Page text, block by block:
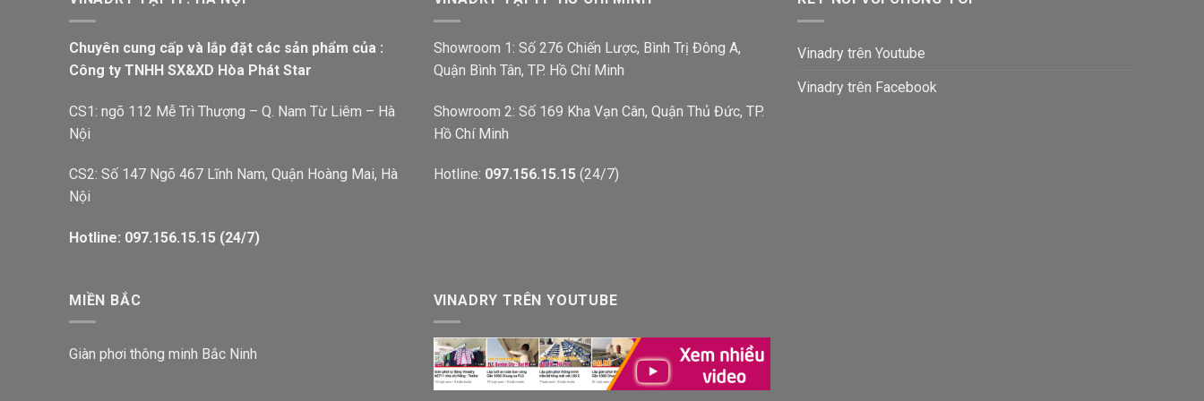
Chuyên cung cấp và lắp đặt các sản phẩm của :
Công ty TNHH SX&XD Hòa Phát Star
CS1: ngõ 112 Mễ Trì Thượng – Q. Nam Từ Liêm – Hà
Nội
CS2: Số 147 Ngõ 467 Lĩnh Nam, Quận Hoàng Mai, Hà
Nội
Hotline: 097.156.15.15 (24/7)
Showroom 1: Số 276 Chiến Lược, Bình Trị Đông A,
Quận Bình Tân, TP. Hồ Chí Minh
Showroom 2: Số 169 Kha Vạn Cân, Quận Thủ Đức, TP.
Hồ Chí Minh
Hotline: 097.156.15.15 (24/7)
Vinadry trên Youtube
Vinadry trên Facebook
MIỀN BẮC
Giàn phơi thông minh Bắc Ninh
VINADRY TRÊN YOUTUBE